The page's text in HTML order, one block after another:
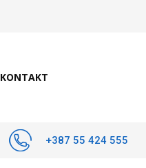
KONTAKT
+387 55 424 555